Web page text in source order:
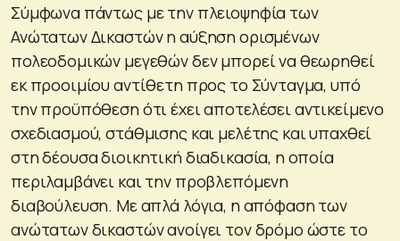
Σύμφωνα πάντως με την πλειοψηφία των
Ανώτατων Δικαστών η αύξηση ορισμένων
πολεοδομικών μεγεθών δεν μπορεί να θεωρηθεί
εκ προοιμίου αντίθετη προς το Σύνταγμα, υπό
την προϋπόθεση ότι έχει αποτελέσει αντικείμενο
σχεδιασμού, στάθμισης και μελέτης και υπαχθεί
στη δέουσα διοικητική διαδικασία, η οποία
περιλαμβάνει και την προβλεπόμενη
διαβούλευση. Με απλά λόγια, η απόφαση των
ανώτατων δικαστών ανοίγει τον δρόμο ώστε το